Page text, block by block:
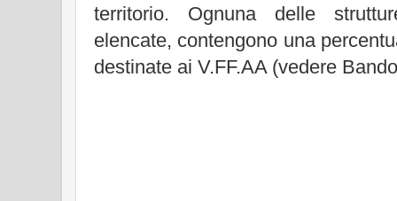
territorio. Ognuna delle
elencate, contengono una
destinate ai V.FF.AA (vedere